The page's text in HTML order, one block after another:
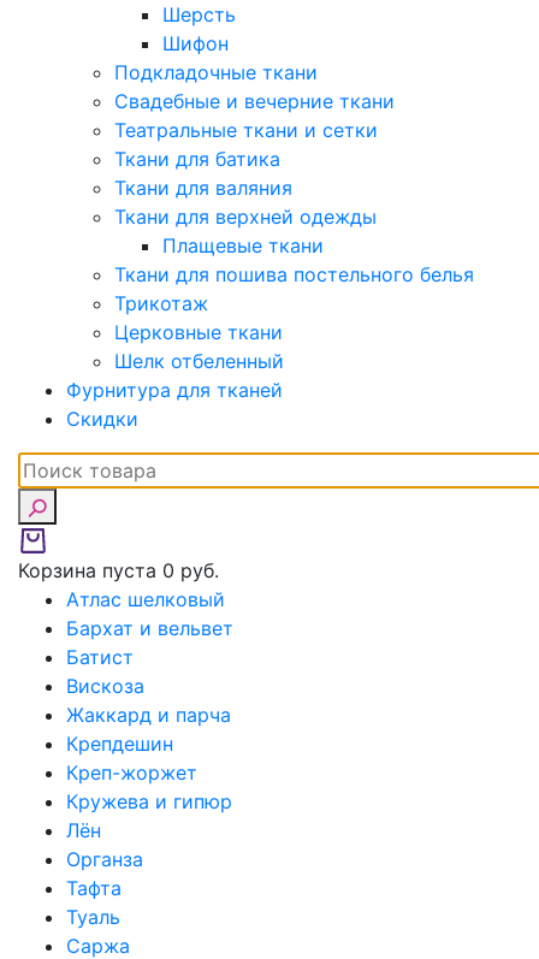
Шерсть
Шифон
Подкладочные ткани
Свадебные и вечерние ткани
Театральные ткани и сетки
Ткани для батика
Ткани для валяния
Ткани для верхней одежды
Плащевые ткани
Ткани для пошива постельного белья
Трикотаж
Церковные ткани
Шелк отбеленный
Фурнитура для тканей
Скидки
Корзина пуста 0 руб.
Атлас шелковый
Бархат и вельвет
Батист
Вискоза
Жаккард и парча
Крепдешин
Креп-жоржет
Кружева и гипюр
Лён
Органза
Тафта
Туаль
Саржа